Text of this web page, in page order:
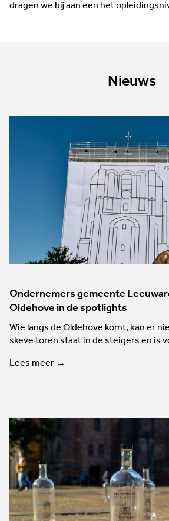
dragen we bij aan een het
Nieuws
Ondernemers gemeente
Oldehove in de spotlights
Wie langs de Oldehove komt, kan er
skeve toren staat in de steigers én is
Lees meer →